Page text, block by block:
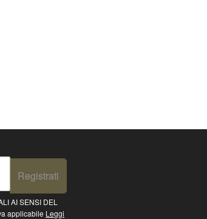
Registrati
AI SENSI DEL
applicabile Leggi